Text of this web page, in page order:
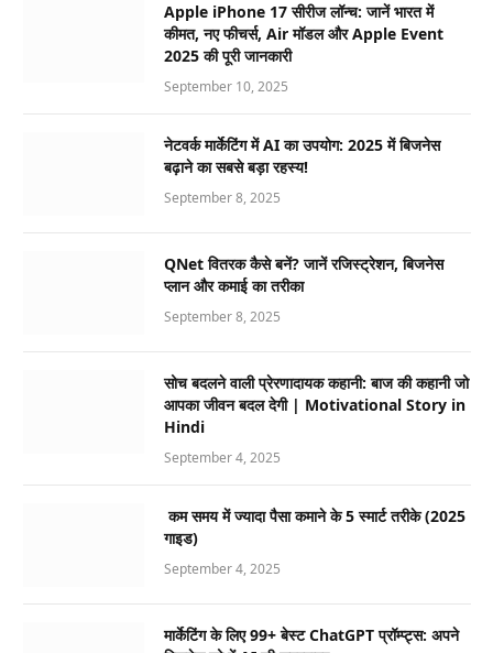
Apple iPhone 17 सीरीज लॉन्च: जानें भारत में
कीमत, नए फीचर्स, Air मॉडल और Apple Event
2025 की पूरी जानकारी
September 10, 2025
नेटवर्क मार्केटिंग में AI का उपयोग: 2025 में बिजनेस
बढ़ाने का सबसे बड़ा रहस्य!
September 8, 2025
QNet वितरक कैसे बनें? जानें रजिस्ट्रेशन, बिजनेस
प्लान और कमाई का तरीका
September 8, 2025
सोच बदलने वाली प्रेरणादायक कहानी: बाज की कहानी जो
आपका जीवन बदल देगी | Motivational Story in
Hindi
September 4, 2025
कम समय में ज्यादा पैसा कमाने के 5 स्मार्ट तरीके (2025
गाइड)
September 4, 2025
मार्केटिंग के लिए 99+ बेस्ट ChatGPT प्रॉम्प्ट्स: अपने